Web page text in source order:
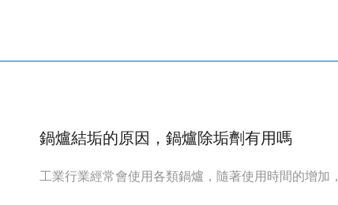
鍋爐結垢的原因，鍋爐除垢劑有用嗎
工業行業經常會使用各類鍋爐，隨著使用時間的增加